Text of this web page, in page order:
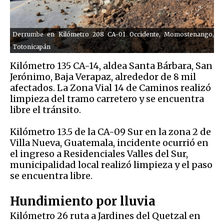
Derrumbe en Kilómetro 208 CA-01 Occidente, Momostenango,
Totonicapán
Kilómetro 135 CA-14, aldea Santa Bárbara, San
Jerónimo, Baja Verapaz, alrededor de 8 mil
afectados. La Zona Vial 14 de Caminos realizó
limpieza del tramo carretero y se encuentra
libre el tránsito.
Kilómetro 13.5 de la CA-09 Sur en la zona 2 de
Villa Nueva, Guatemala, incidente ocurrió en
el ingreso a Residenciales Valles del Sur,
municipalidad local realizó limpieza y el paso
se encuentra libre.
Hundimiento por lluvia
Kilómetro 26 ruta a Jardines del Quetzal en